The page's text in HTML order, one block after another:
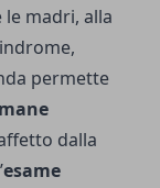
madri, alla
permette
dalla
esame